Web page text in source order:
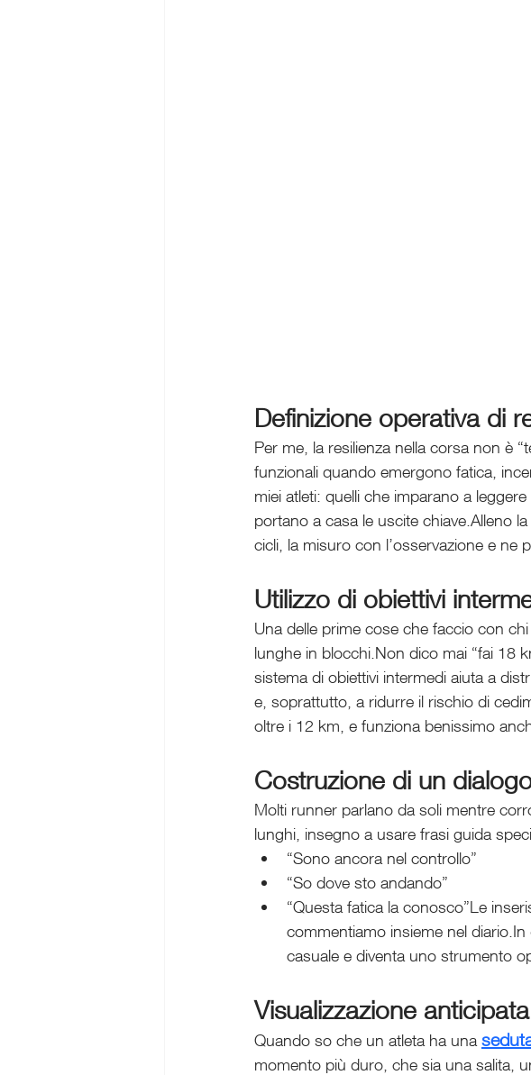
Definizione operativa di
Per me, la resilienza nella corsa non è
funzionali quando emergono fatica,
miei atleti: quelli che imparano a
portano a casa le uscite chiave.Alleno
cicli, la misuro con l’osservazione e ne
Utilizzo di obiettivi
Una delle prime cose che faccio con
lunghe in blocchi.Non dico mai “fai 18
sistema di obiettivi intermedi aiuta a
e, soprattutto, a ridurre il rischio di
oltre i 12 km, e funziona benissimo
Costruzione di un
Molti runner parlano da soli mentre
lunghi, insegno a usare frasi guida
“Sono ancora nel controllo”
“So dove sto andando”
“Questa fatica la conosco”Le
commentiamo insieme nel
casuale e diventa uno strumento
Visualizzazione
Quando so che un atleta ha una
momento più duro, che sia una salita,